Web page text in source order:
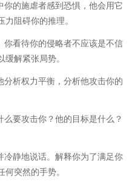
的施虐者感到恐惧，他会用它
阻碍你的推理。
你看待你的侵略者不应该是不信
解紧张局势。
析权力平衡，分析他攻击你的
要攻击你？他的目标是什么？
冷静地说话。解释你为了满足你
突然的手势。